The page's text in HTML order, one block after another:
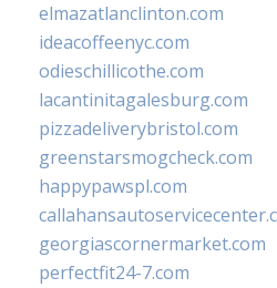
elmazatlanclinton.com
ideacoffeenyc.com
odieschillicothe.com
lacantinitagalesburg.com
pizzadeliverybristol.com
greenstarsmogcheck.com
happypawspl.com
georgiascornermarket.com
perfectfit24-7.com